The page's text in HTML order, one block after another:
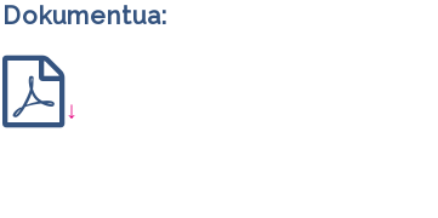
Dokumentua:
↓